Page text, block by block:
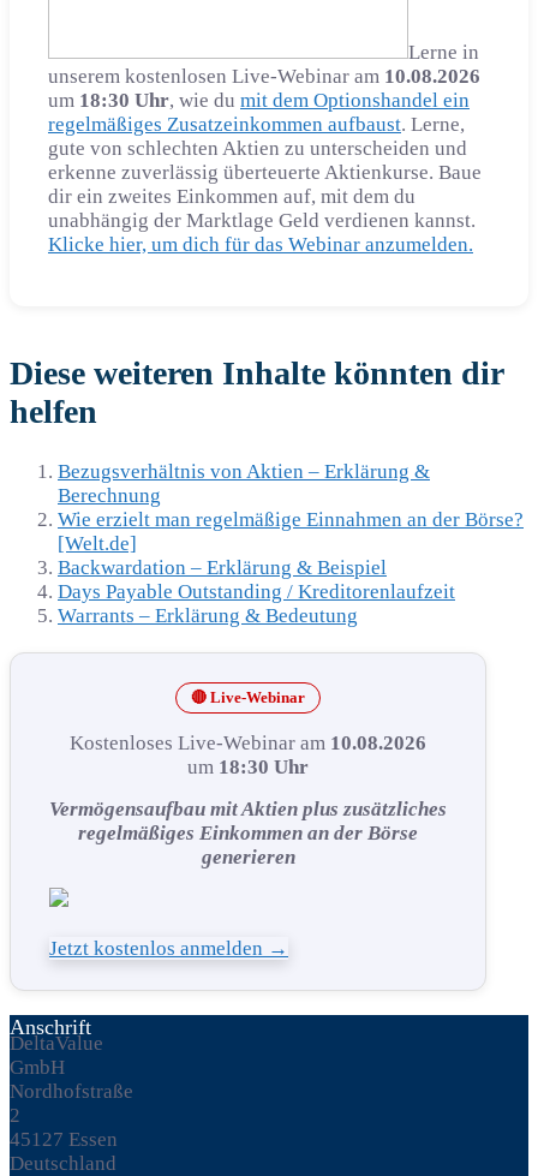
Lerne in
unserem kostenlosen Live-Webinar am 10.08.2026
um 18:30 Uhr, wie du mit dem Optionshandel ein
regelmäßiges Zusatzeinkommen aufbaust. Lerne,
gute von schlechten Aktien zu unterscheiden und
erkenne zuverlässig überteuerte Aktienkurse. Baue
dir ein zweites Einkommen auf, mit dem du
unabhängig der Marktlage Geld verdienen kannst.
Klicke hier, um dich für das Webinar anzumelden.
Diese weiteren Inhalte könnten dir
helfen
Bezugsverhältnis von Aktien – Erklärung &
Berechnung
Wie erzielt man regelmäßige Einnahmen an der Börse?
[Welt.de]
Backwardation – Erklärung & Beispiel
Days Payable Outstanding / Kreditorenlaufzeit
Warrants – Erklärung & Bedeutung
🔴 Live-Webinar
Kostenloses Live-Webinar am 10.08.2026
um 18:30 Uhr
Vermögensaufbau mit Aktien plus zusätzliches
regelmäßiges Einkommen an der Börse
generieren
Jetzt kostenlos anmelden →
Anschrift
DeltaValue
GmbH
Nordhofstraße
2
45127 Essen
Deutschland